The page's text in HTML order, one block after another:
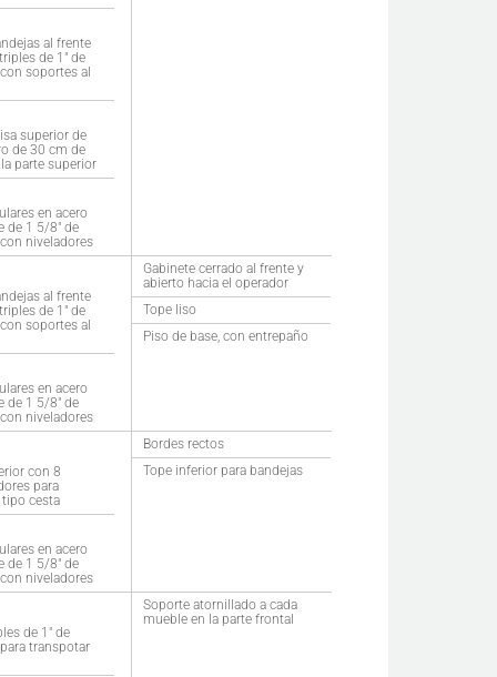
al frente
de 1″ de
soportes al
superior de
de 30 cm de
parte superior
en acero
de 1 5/8″ de
niveladores
al frente
de 1″ de
soportes al
en acero
de 1 5/8″ de
niveladores
Gabinete cerrado al frente y
abierto hacia el operador
Tope liso
Piso de base, con entrepaño
con 8
para
cesta
en acero
de 1 5/8″ de
niveladores
Bordes rectos
Tope inferior para bandejas
de 1″ de
transpotar
Soporte atornillado a cada
mueble en la parte frontal